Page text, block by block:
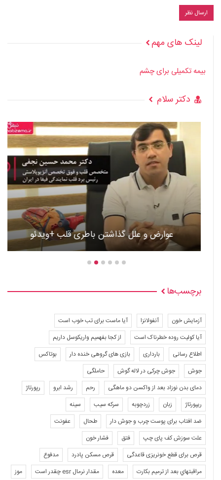
لینک های مهم
بیمه تکمیلی برای چشم
دکتر سلام
عوارض و علل گذاشتن باطری قلب +ویدئو
برچسب‌ها
آزمایش خون آنفولانزا
آیا ماست برای تب خوب است
آیا کولیت روده خطرناک است
از کجا بفهمیم واریکوسل داریم
اطلاع رسانی
بارداری بازی های گروهی خنده دار
بوتاکس
جوش
جوش چرکی در لاله گوش
حاملگی
دمای بدن نوزاد بعد از واکسن دو ماهگی
رحم رشد ابرو
رپورتاژ
ریپورتاژ
زبان زردچوبه سرکه سیب
سینه
ضد افتاب برای پوست چرب و جوش دار
طحال
عفونت
علت سوزش کف پای چپ
فتق
فشار خون
قرص برای قطع خونریزی قاعدگی
قرص مسکن پادرد
مدفوع
مراقبتهاي بعد از ترميم بكارت
معده مقدار نرمال esr چقدر است موز